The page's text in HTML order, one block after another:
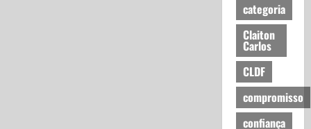
categoria
Claiton
Carlos
CLDF
compromisso
confiança